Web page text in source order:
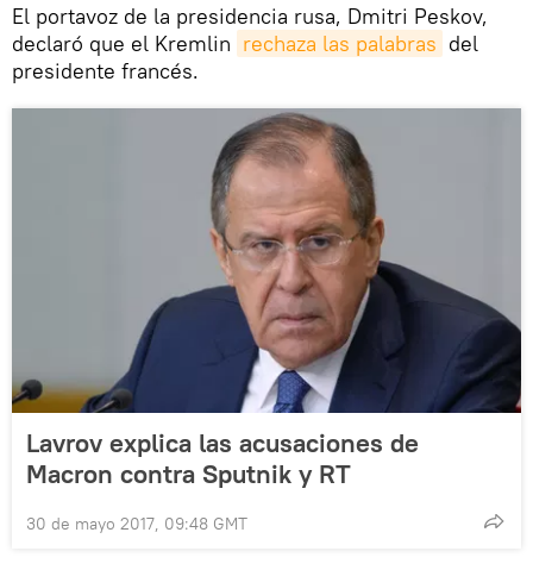
El portavoz de la presidencia rusa, Dmitri Peskov,
declaró que el Kremlin rechaza las palabras del
presidente francés.
Lavrov explica las acusaciones de
Macron contra Sputnik y RT
30 de mayo 2017, 09:48 GMT